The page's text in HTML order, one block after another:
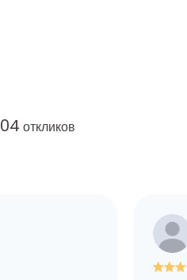
04 откликов